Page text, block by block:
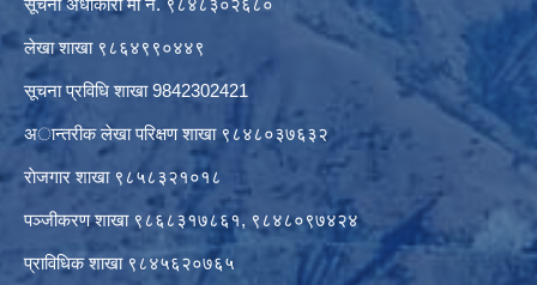
सूचना अधीकारी माे नं. ९८४८३०२६८०
लेखा शाखा ९८६४९९०४४९
सूचना प्रविधि शाखा 9842302421
अान्तरीक लेखा परिक्षण शाखा ९८४८०३७६३२
राेजगार शाखा ९८५८३२१०१८
पञ्जीकरण शाखा ९८६८३१७८६१, ९८४८०९७४२४
प्राविधिक शाखा ९८४५६२०७६५